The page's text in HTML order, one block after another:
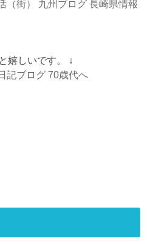
嬉しいです。 ↓